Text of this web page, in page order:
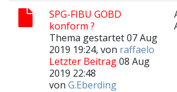
SPG-FIBU GOBD
konform ?
Thema gestartet 07 Aug
2019 19:24, von raffaelo
Letzter Beitrag08 Aug
2019 22:48
von G.Eberding